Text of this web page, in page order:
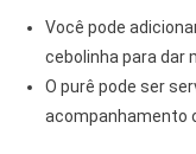
Você pode
cebolinha para dar
O purê pode ser
acompanhamento